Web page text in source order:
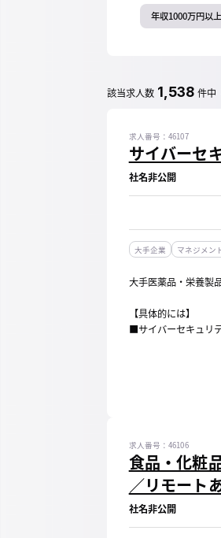
年収1000万円以上
該当求人数 1,538 件中
サイバーセ
求人番号：46107
社名非公開
大手企業 マネジメン
大手医薬品・栄養製
【具体的には】
■サイバーセキュリ
食品・化粧
／リモート
求人番号：46106
社名非公開